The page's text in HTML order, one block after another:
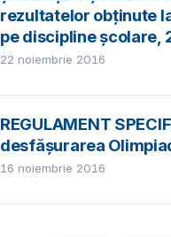
rezultatelor obţinute
pe discipline școlare,
22 noiembrie 2016
REGULAMENT
desfășurarea
16 noiembrie 2016